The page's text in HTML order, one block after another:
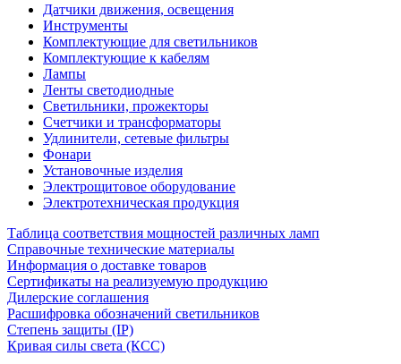
Датчики движения, освещения
Инструменты
Комплектующие для светильников
Комплектующие к кабелям
Лампы
Ленты светодиодные
Светильники, прожекторы
Счетчики и трансформаторы
Удлинители, сетевые фильтры
Фонари
Установочные изделия
Электрощитовое оборудование
Электротехническая продукция
Таблица соответствия мощностей различных ламп
Справочные технические материалы
Информация о доставке товаров
Сертификаты на реализуемую продукцию
Дилерские соглашения
Расшифровка обозначений светильников
Степень защиты (IP)
Кривая силы света (КСС)